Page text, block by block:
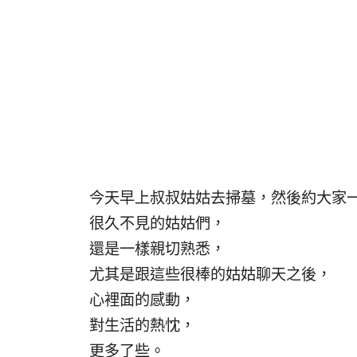
今天早上叔叔姑姑去掃墓，然後約大家
很久不見的姑姑們，
還是一樣親切熟悉，
尤其是跟這些很棒的姑姑聊天之後，
心裡面的感動，
對生活的熱忱，
更多了些。